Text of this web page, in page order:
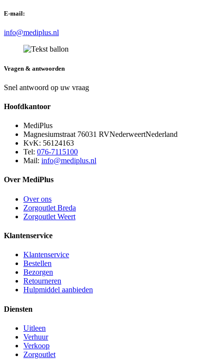
E-mail:
info@mediplus.nl
Vragen & antwoorden
Snel antwoord op uw vraag
Hoofdkantoor
MediPlus
Magnesiumstraat 76031 RVNederweertNederland
KvK: 56124163
Tel: 076-7115100
Mail: info@mediplus.nl
Over MediPlus
Over ons
Zorgoutlet Breda
Zorgoutlet Weert
Klantenservice
Klantenservice
Bestellen
Bezorgen
Retourneren
Hulpmiddel aanbieden
Diensten
Uitleen
Verhuur
Verkoop
Zorgoutlet